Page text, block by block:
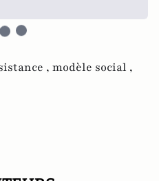
, modèle social ,